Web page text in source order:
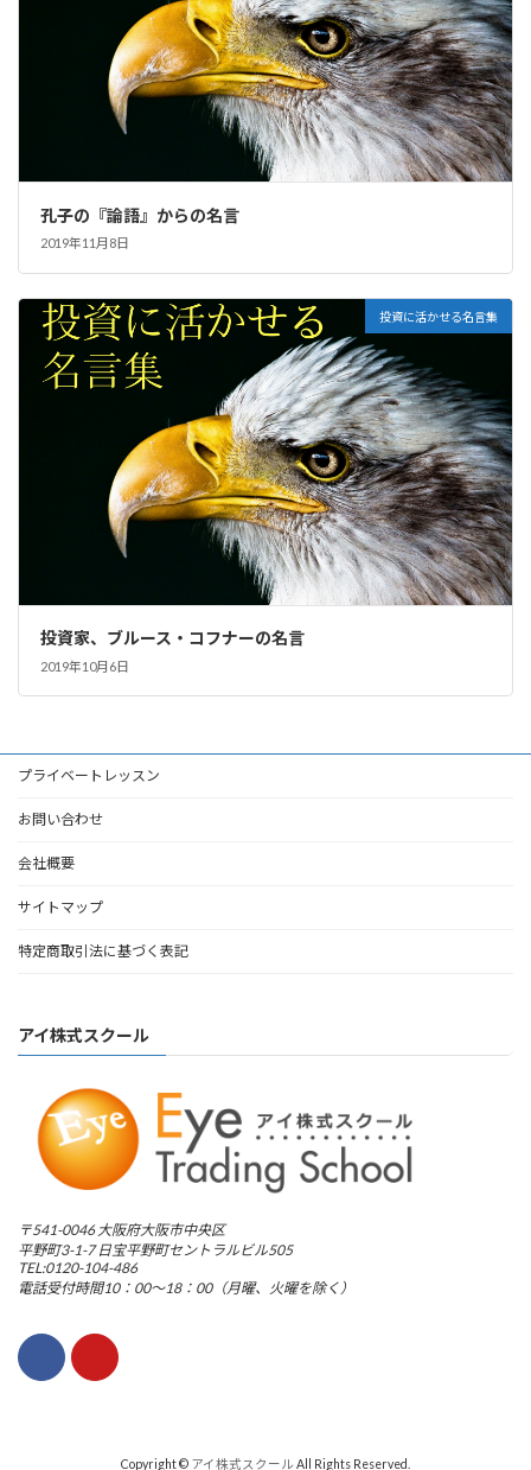
孔子の『論語』からの名言
2019年11月8日
投資に活かせる名言集
投資家、ブルース・コフナーの名言
2019年10月6日
プライベートレッスン
お問い合わせ
会社概要
サイトマップ
特定商取引法に基づく表記
アイ株式スクール
〒541-0046 大阪府大阪市中央区
平野町3-1-7 日宝平野町セントラルビル505
TEL:0120-104-486
電話受付時間10：00～18：00（月曜、火曜を除く）
Copyright © アイ株式スクール All Rights Reserved.